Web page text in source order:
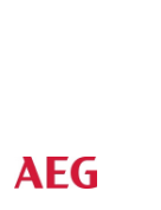
NAZWA
PRODUCENTA:
AEG